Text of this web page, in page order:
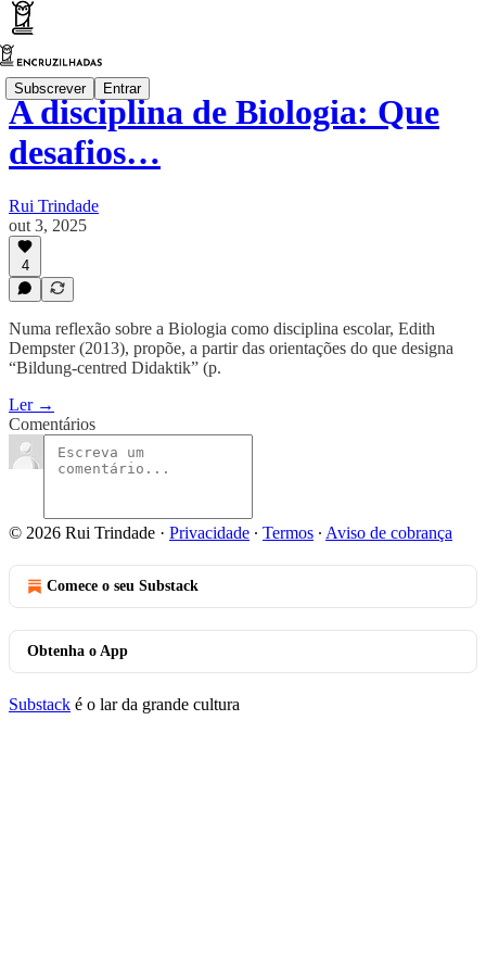
Subscrever Entrar
A disciplina de Biologia: Que
desafios…
Rui Trindade
out 3, 2025
4
Numa reflexão sobre a Biologia como disciplina escolar, Edith
Dempster (2013), propõe, a partir das orientações do que designa
“Bildung-centred Didaktik” (p.
Ler →
Comentários
© 2026 Rui Trindade · Privacidade ∙ Termos ∙ Aviso de cobrança
Comece o seu Substack
Obtenha o App
Substack é o lar da grande cultura